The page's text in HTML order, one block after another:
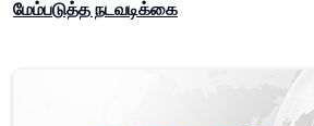
மேம்படுத்த நடவடிக்கை